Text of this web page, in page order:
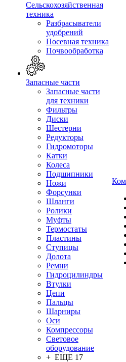
Сельскохозяйственная
техника
Разбрасыватели
удобрений
Посевная техника
Почвообработка
Запасные части
Запасные части
для техники
Фильтры
Диски
Шестерни
Редукторы
Гидромоторы
Катки
Колеса
Подшипники
Ножи
Форсунки
Шланги
Ролики
Муфты
Термостаты
Пластины
Ступицы
Долота
Ремни
Гидроцилиндры
Втулки
Цепи
Пальцы
Шарниры
Оси
Компрессоры
Световое
оборудование
+ ЕЩЕ 17